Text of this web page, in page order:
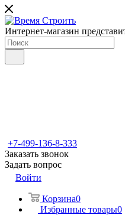
Интернет-магазин
+7-499-136-8-333
Заказать звонок
Задать вопрос
Войти
Корзина0
Избранные товары0